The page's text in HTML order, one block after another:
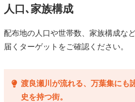
人口､家族構成
配布地の人口や世帯数、家族構成な
届くターゲットをご確認ください。
渡良瀬川が流れる、万葉集にも
史を持つ街。